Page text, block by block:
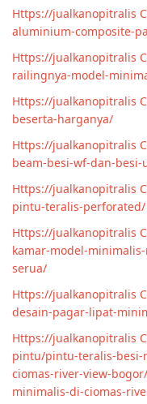
Https://jualkanopitralis
aluminium-composite-
Https://jualkanopitralis
railingnya-model-
Https://jualkanopitralis
beserta-harganya/
Https://jualkanopitralis
beam-besi-wf-dan-besi-
Https://jualkanopitralis
pintu-teralis-perforated/
Https://jualkanopitralis
kamar-model-
serua/
Https://jualkanopitralis
desain-pagar-lipat-
Https://jualkanopitralis
pintu/pintu-teralis-besi-
ciomas-river-view-
minimalis-di-ciomas-